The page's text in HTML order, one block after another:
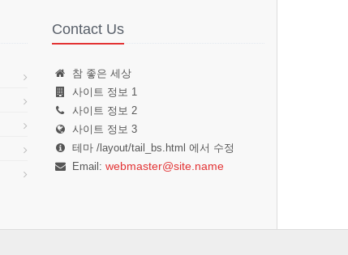
Contact Us
참 좋은 세상
사이트 정보 1
사이트 정보 2
사이트 정보 3
테마 /layout/tail_bs.html 에서 수정
Email: webmaster@site.name